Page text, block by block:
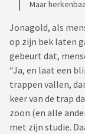
Maar
Jonagold, als
op zijn bek laten
gebeurt dat,
“Ja, en laat een
trappen vallen,
keer van de trap
zoon (en alle
met zijn studie.